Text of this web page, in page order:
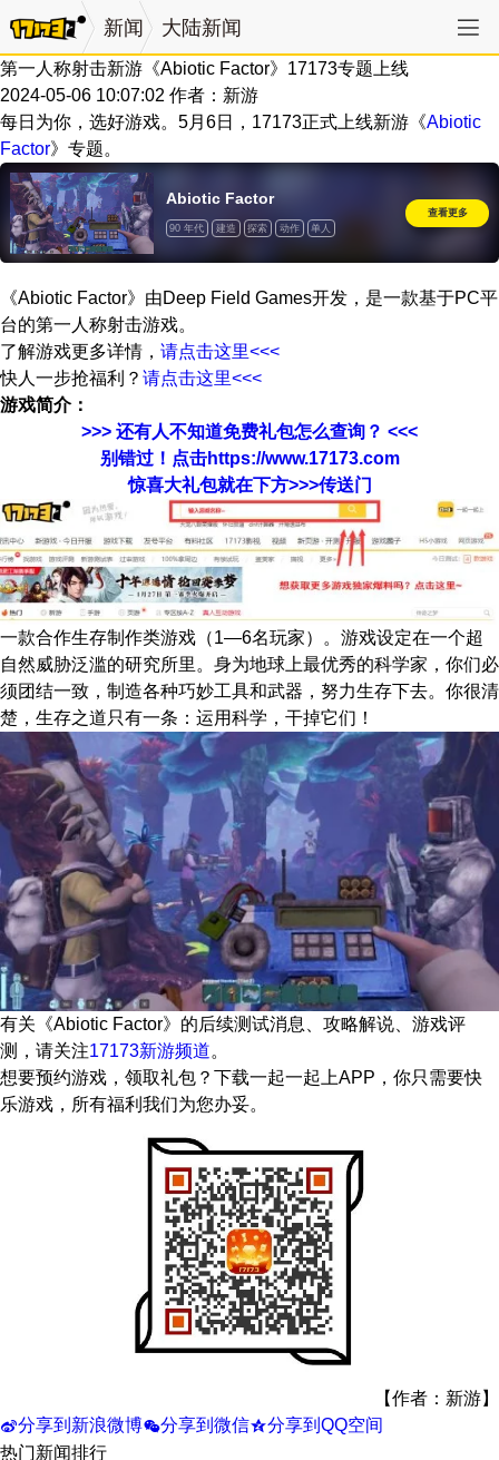
新闻 大陆新闻
第一人称射击新游《Abiotic Factor》17173专题上线
2024-05-06 10:07:02 作者：新游
每日为你，选好游戏。5月6日，17173正式上线新游《Abiotic
Factor》专题。
Abiotic Factor
90 年代 建造 探索 动作
单人
基地建设
在线合作 外星人 沙盒
科学
多人
第一人称射击
查看更多
《Abiotic Factor》由Deep Field Games开发，是一款基于PC平
台的第一人称射击游戏。
了解游戏更多详情， 请点击这里<<<
快人一步抢福利？ 请点击这里<<<
游戏简介：
>>> 还有人不知道免费礼包怎么查询？ <<<
别错过！点击https://www.17173.com
惊喜大礼包就在下方>>>传送门
一款合作生存制作类游戏（1—6名玩家）。游戏设定在一个超
自然威胁泛滥的研究所里。身为地球上最优秀的科学家，你们必
须团结一致，制造各种巧妙工具和武器，努力生存下去。你很清
楚，生存之道只有一条：运用科学，干掉它们！
有关 《Abiotic Factor》 的后续测试消息、攻略解说、游戏评
测，请关注17173新游频道。
想要预约游戏，领取礼包？下载一起一起上APP，你只需要快
乐游戏，所有福利我们为您办妥。
【作者：新游】
t分享到新浪微博w分享到微信z分享到QQ空间
热门新闻排行